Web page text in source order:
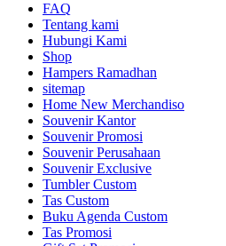
FAQ
Tentang kami
Hubungi Kami
Shop
Hampers Ramadhan
sitemap
Home New Merchandiso
Souvenir Kantor
Souvenir Promosi
Souvenir Perusahaan
Souvenir Exclusive
Tumbler Custom
Tas Custom
Buku Agenda Custom
Tas Promosi